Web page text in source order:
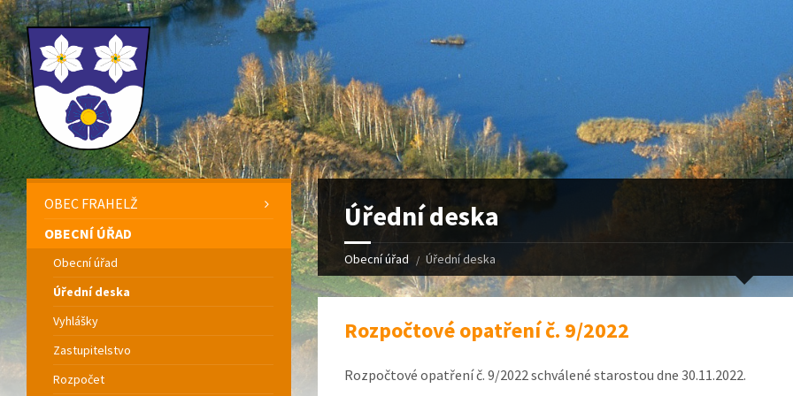
Úřední deska
Obecní úřad Úřední deska
Rozpočtové opatření č. 9/2022
Rozpočtové opatření č. 9/2022 schválené starostou dne 30.11.2022.
OBEC FRAHELŽ
OBECNÍ ÚŘAD
Obecní úřad
Úřední deska
Vyhlášky
Zastupitelstvo
Rozpočet